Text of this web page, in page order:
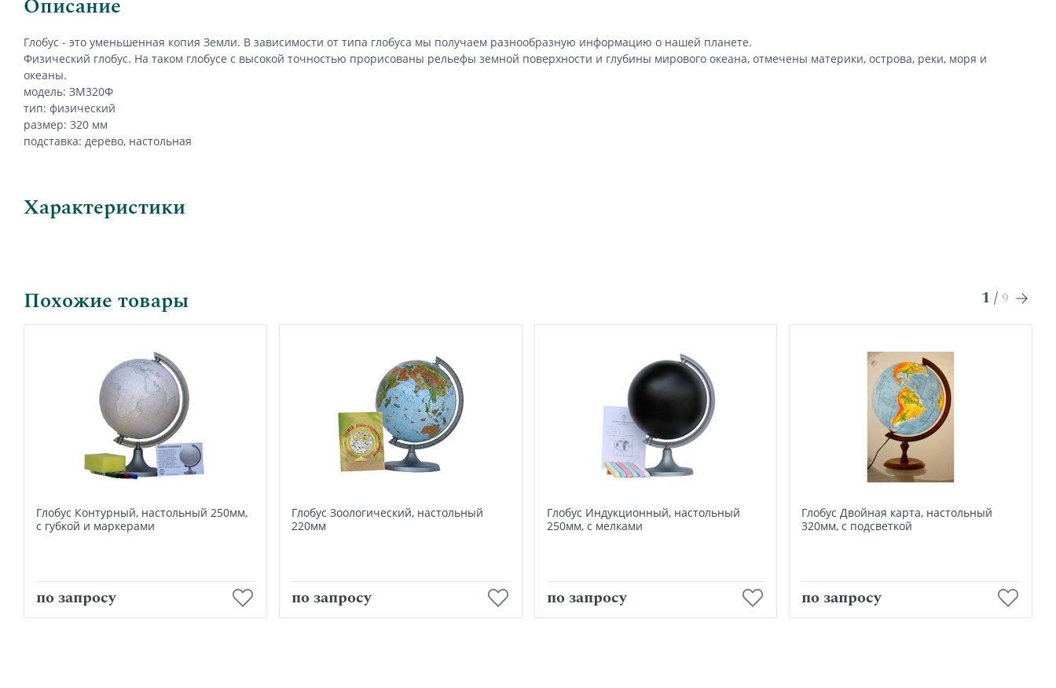
Глобус - это уменьшенная копия Земли. В зависимости от типа глобуса мы получаем разнообразную информацию о нашей планете.
Физический глобус. На таком глобусе с высокой точностью прорисованы рельефы земной поверхности и глубины мирового океана, отмечены материки, острова, реки, моря и
океаны.
модель: ЗМ320Ф
тип: физический
размер: 320 мм
подставка: дерево, настольная
Характеристики
Похожие товары 1 / 9
Глобус Контурный, настольный 250мм,
с губкой и маркерами
по запросу
Глобус Зоологический, настольный
220мм
по запросу
Глобус Индукционный, настольный
250мм, с мелками
по запросу
Глобус Двойная карта, настольный
320мм, с подсветкой
по запросу